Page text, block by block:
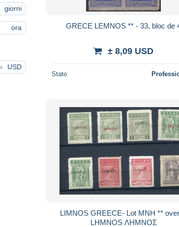
giorni
ora
USD
GRECE LEMNOS ** - 33, bloc de
± 8,09 USD
Stato
LIMNOS GREECE- Lot ΜΝΗ ** overpr.
LHMNOS ΛΗΜΝΟΣ